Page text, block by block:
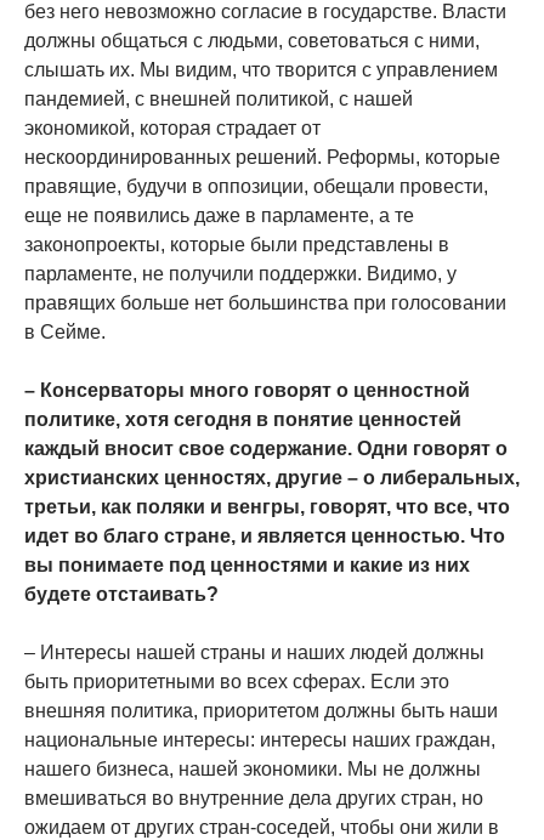
без него невозможно согласие в государстве. Власти
должны общаться с людьми, советоваться с ними,
слышать их. Мы видим, что творится с управлением
пандемией, с внешней политикой, с нашей
экономикой, которая страдает от
нескоординированных решений. Реформы, которые
правящие, будучи в оппозиции, обещали провести,
еще не появились даже в парламенте, а те
законопроекты, которые были представлены в
парламенте, не получили поддержки. Видимо, у
правящих больше нет большинства при голосовании
в Сейме.
– Консерваторы много говорят о ценностной
политике, хотя сегодня в понятие ценностей
каждый вносит свое содержание. Одни говорят о
христианских ценностях, другие – о либеральных,
третьи, как поляки и венгры, говорят, что все, что
идет во благо стране, и является ценностью. Что
вы понимаете под ценностями и какие из них
будете отстаивать?
– Интересы нашей страны и наших людей должны
быть приоритетными во всех сферах. Если это
внешняя политика, приоритетом должны быть наши
национальные интересы: интересы наших граждан,
нашего бизнеса, нашей экономики. Мы не должны
вмешиваться во внутренние дела других стран, но
ожидаем от других стран-соседей, чтобы они жили в